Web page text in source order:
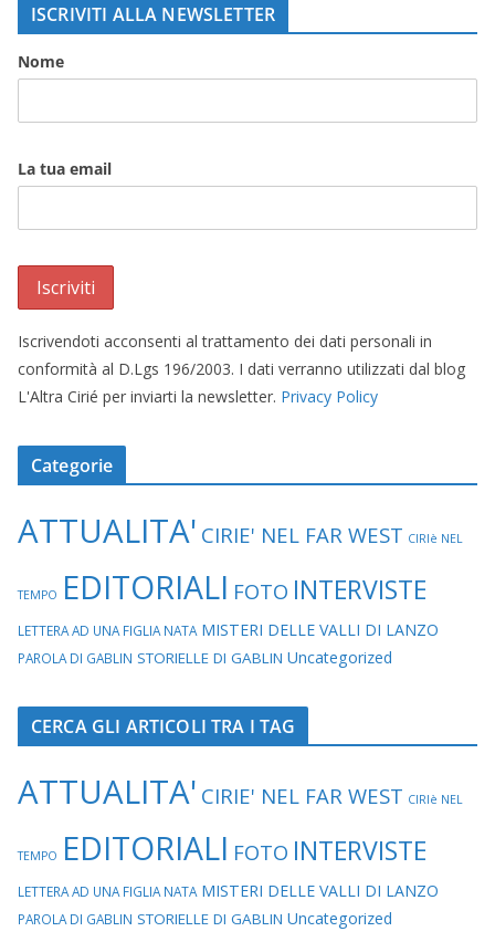
ISCRIVITI ALLA NEWSLETTER
Nome
La tua email
Iscrivendoti acconsenti al trattamento dei dati personali in
conformità al D.Lgs 196/2003. I dati verranno utilizzati dal blog
L'Altra Cirié per inviarti la newsletter. Privacy Policy
Categorie
ATTUALITA' CIRIE' NEL FAR WEST CIRIè NEL
TEMPO EDITORIALI FOTO INTERVISTE
LETTERA AD UNA FIGLIA NATA MISTERI DELLE VALLI DI LANZO
PAROLA DI GABLIN STORIELLE DI GABLIN Uncategorized
CERCA GLI ARTICOLI TRA I TAG
ATTUALITA' CIRIE' NEL FAR WEST CIRIè NEL
TEMPO EDITORIALI FOTO INTERVISTE
LETTERA AD UNA FIGLIA NATA MISTERI DELLE VALLI DI LANZO
PAROLA DI GABLIN STORIELLE DI GABLIN Uncategorized